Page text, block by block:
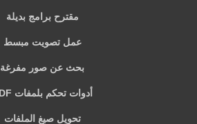
مقترح برامج بديلة
عمل تصويت مبسط
بحث عن صور مفرغة
أدوات تحكم بلمفات PDF
تحويل صيغ الملفات